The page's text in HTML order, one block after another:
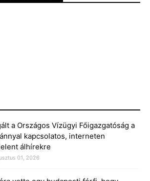
a Országos Vízügyi Főigazgatóság a
kapcsolatos, interneten
álhírekre
01, 2026